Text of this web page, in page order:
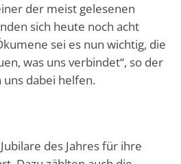
der meist gelesenen
sich heute noch acht
sei es nun wichtig, die
was uns verbindet“, so der
dabei helfen.
des Jahres für ihre